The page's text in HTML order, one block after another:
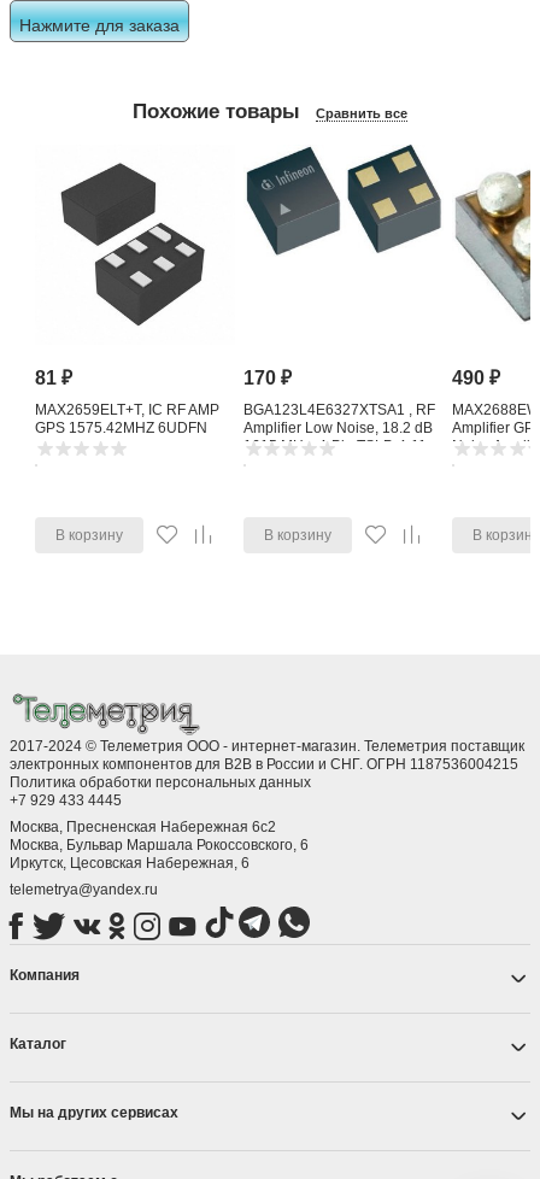
Нажмите для заказа
Похожие товары Сравнить все
81₽
MAX2659ELT+T, IC RF AMP
GPS 1575.42MHZ 6UDFN
В корзину
170₽
BGA123L4E6327XTSA1 , RF
Amplifier Low Noise, 18.2 dB
1615 MHz, 4-Pin TSLP-4-11
В корзину
490₽
Amplifier
Noise
В корзину
2017-2024 © Телеметрия ООО - интернет-магазин. Телеметрия поставщик
электронных компонентов для B2B в России и СНГ. ОГРН 1187536004215
Политика обработки персональных данных
+7 929 433 4445
Москва, Пресненская Набережная 6с2
Москва, ​Бульвар Маршала Рокоссовского, 6
Иркутск, ​Цесовская Набережная, 6
telemetrya@yandex.ru
Компания
Каталог
Мы на других сервисах